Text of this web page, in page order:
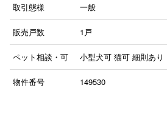
取引態様 一般
販売戸数 1戸
ペット相談・可 小型犬可 猫可 細則あり
物件番号 149530